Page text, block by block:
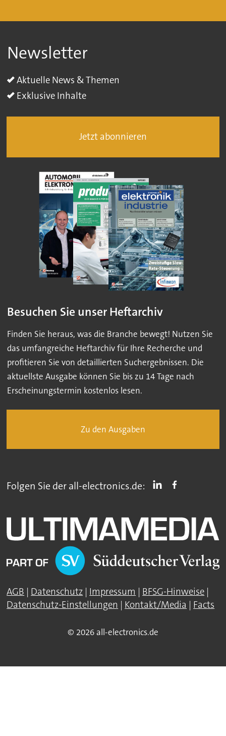
Newsletter
Aktuelle News & Themen
Exklusive Inhalte
Jetzt abonnieren
Besuchen Sie unser Heftarchiv
Finden Sie heraus, was die Branche bewegt! Nutzen Sie
das umfangreiche Heftarchiv für Ihre Recherche und
profitieren Sie von detaillierten Suchergebnissen. Die
aktuellste Ausgabe können Sie bis zu 14 Tage nach
Erscheinungstermin kostenlos lesen.
Zu den Ausgaben
Folgen Sie der all-electronics.de:
AGB | Datenschutz | Impressum | BFSG-Hinweise |
Datenschutz-Einstellungen | Kontakt/Media | Facts
© 2026 all-electronics.de